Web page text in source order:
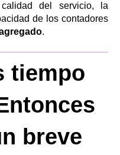
del servicio, la
de los contadores
.
tiempo
breve